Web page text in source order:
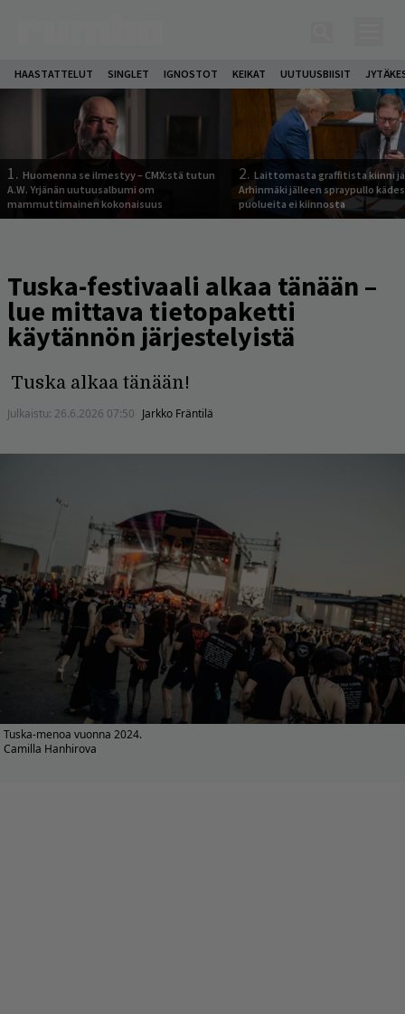
HAASTATTELUT SINGLET IGNOSTOT KEIKAT UUTUUSBIISIT
1. Huomenna se ilmestyy – CMX:stä tutun
A.W. Yrjänän uutuusalbumi om
mammuttimainen kokonaisuus
2. Laittomasta graffitista kiinni
Arhinmäki jälleen spraypullo
puolueita ei kiinnosta
Tuska-festivaali alkaa tänään –
lue mittava tietopaketti
käytännön järjestelyistä
Tuska alkaa tänään!
Julkaistu: 26.6.2026 07:50 Jarkko Fräntilä
Tuska-menoa vuonna 2024.
Camilla Hanhirova